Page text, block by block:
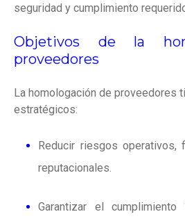
seguridad y cumplimiento
Objetivos de la
proveedores
La homologación de proveedores
estratégicos:
Reducir riesgos operativos,
reputacionales.
Garantizar el